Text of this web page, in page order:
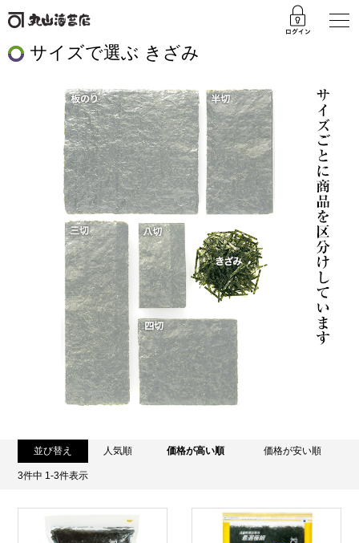
サイズで選ぶ きざみ
並び替え 人気順 価格が高い順 価格が安い順
3件中 1-3件表示